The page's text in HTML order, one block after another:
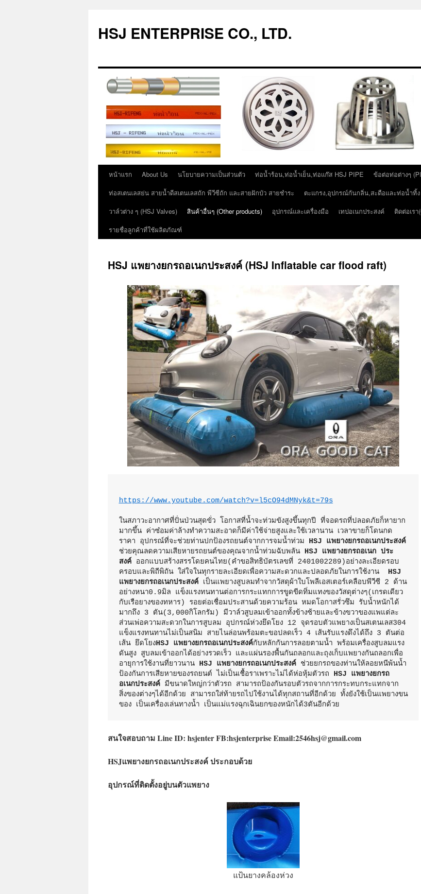
ยัง
เนื้อหา
HSJ ENTERPRISE CO., LTD.
หน้าแรก About Us นโยบายความเป็นส่วนตัว ท่อน้ำร้อน,ท่อน้ำเย็น,ท่อแก๊ส HSJ PIPE
ข้อต่อท่อต่างๆ
ท่อสเตนเลสย่น สายน้ำดีสเตนเลสถัก พีวีซีถัก และสายฝักบัว สายชำระ
ตะแกรง,อุปกรณ์กันกลิ่น,สะดือและท่อน้ำทิ้ง
วาล์วต่าง ๆ (HSJ Valves)
สินค้าอื่นๆ (Other products) อุปกรณ์และเครื่องมือ เทปอเนกประสงค์
ติดต่อเร
รายชื่อลูกค้าที่ใช้ผลิตภัณฑ์
HSJ แพยางยกรถอเนกประสงค์ (HSJ Inflatable car flood raft)
https://www.youtube.com/watch?v=l5cO94dMNyk&t=79s
ในสภาวะอากาศที่ปั่นป่วนสุดขั่ว โอกาสที่น้ำจะท่วมขังสูงขึ้นทุกปี ที่จอดรถที่ปลอดภัยก็หายาก
มากขึ้น ค่าซ๋อมค่าล้างทำความสะอาดก็มีค่าใช้จ่ายสูงและใช้เวลานาน เวลาขายก็โดนกด
ราคา อุปกรณ์ที่จะช่วยท่านปกป้องรถยนต์จากการจมน้ำท่วม HSJ แพยางยกรถอเนกประสงค์
ช่วยคุณลดความเสียหายรถยนต์ของคุณจากน้ำท่วมฉับพลัน HSJ แพยางยกรถอเนก ประ
สงค์ ออกแบบสร้างสรรโดยคนไทย(คำขอสิทธิบัตรเลขที่ 2401002289)อย่างละเอียดรอบ
ครอบและพิถีพิถัน ใส่ใจในทุกรายละเอียดเพื่อความสะดวกและปลอดภัยในการใช้งาน HSJ
แพยางยกรถอเนกประสงค์ เป็นแพยางสูบลมทำจากวัสดุผ้าใบโพลีเอสเตอร์เคลือบพีวีซี 2 ด้าน
อย่างหนา0.9มิล แข็งแรงทนทานต่อการกระแทกการขูดขีดทิ่มแทงของวัสดุต่างๆ(เกรดเดียว
กับเรือยางของทหาร) รอยต่อเชื่อมประสานด้วยความร้อน หมดโอกาสรั่วซึม รับน้ำหนักได้
มากถึง 3 ตัน(3,000กิโลกรัม) มีวาล์วสูบลมเข้าออกทั้งข้างซ้ายและข้างขวาของแพแต่ละ
ส่วนเพ่อความสะดวกในการสูบลม อุปกรณ์ห่วงยึดโยง 12 จุดรอบตัวแพยางเป็นสเตนเลส304
แข็งแรงทนทานไม่เป็นสนิม สายไนล่อนพร้อมตะขอปลดเร็ว 4 เส้นรับแรงดึงได้ถึง 3 ตันต่อ
เส้น ยึดโยงHSJ แพยางยกรถอเนกประสงค์กับหลักกันการลอยตามน้ำ พร้อมเครื่องสูบลมแรง
ดันสูง สูบลมเข้าออกได้อย่างรวดเร็ว และแผ่นรองพื้นกันถลอกและถุงเก็บแพยางกันถลอกเพื่อ
อายุการใช้งานที่ยาวนาน HSJ แพยางยกรถอเนกประสงค์ ช่วยยกรถของท่านให้ลอยหนีพ้นน้ำ
ป้องกันการเสียหายของรถยนต์ ไม่เป็นเชื้อราเพราะไม่ได้ห่อหุ้มตัวรถ HSJ แพยางยกรถ
อเนกประสงค์ มีขนาดใหญ่กว่าตัวรถ สามารถป้องกันรอบตัวรถจากการกระทบกระแทกจาก
สิ่งของต่างๆได้อีกด้วย สามารถใส่ท้ายรถไปใช้งานได้ทุกสถานที่อีกด้วย ทั้งยังใช้เป็นแพยางขน
ของ เป็นเครื่องเล่นทางน้ำ เป็นแม่แรงฉุกเฉินยกของหนักได้3ตันอีกด้วย
สนใจสอบถาม Line ID: hsjenter FB:hsjenterprise Email:2546hsj@gmail.com
HSJแพยางยกรถอเนกประสงค์ ประกอบด้วย
อุปกรณ์ที่ติดตั้งอยู่บนตัวแพยาง
แป้นยางคล้องห่วง